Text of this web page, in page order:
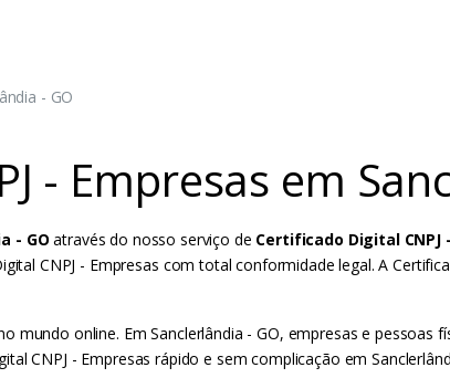
- GO
- Empresas em
- GO através do nosso serviço de Certificado Digital CNPJ
CNPJ - Empresas com total conformidade legal. A
mundo online. Em Sanclerlândia - GO, empresas e
CNPJ - Empresas rápido e sem complicação em